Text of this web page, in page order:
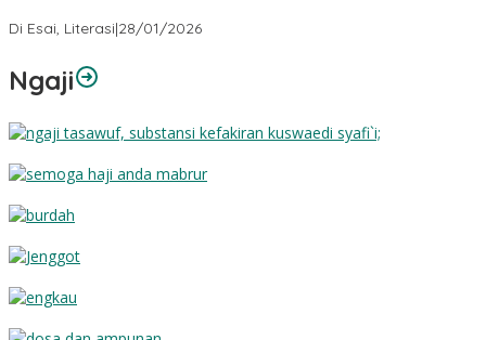
Di Esai, Literasi|28/01/2026
Ngaji